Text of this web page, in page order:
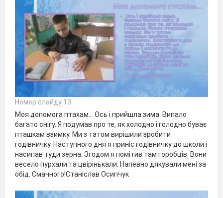
Номер слайду 13
Моя допомога птахам… Ось і прийшла зима. Випало
багато снігу. Я подумав про те, як холодно і голодно буває
пташкам взимку. Ми з татом вирішили зробити
годівничку. Наступного дня я приніс годівничку до школи і
насипав туди зерна. Згодом я помітив там горобців. Вони
весело пурхали та цвірінькали. Напевно дякували мені за
обід. Смачного!Станіслав Осипчук